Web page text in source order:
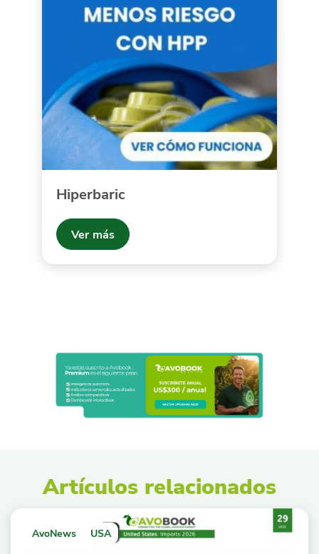
Hiperbaric
Ver más
Artículos relacionados
AvoNews USA